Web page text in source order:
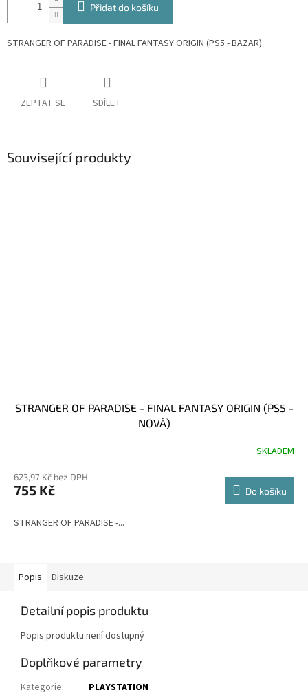
Přidat do košíku
STRANGER OF PARADISE - FINAL FANTASY ORIGIN (PS5 - BAZAR)
ZEPTAT SE SDÍLET
Související produkty
STRANGER OF PARADISE - FINAL FANTASY ORIGIN (PS5 -
NOVÁ)
SKLADEM
623,97 Kč bez DPH
755 Kč Do košíku
STRANGER OF PARADISE -...
Popis Diskuze
Detailní popis produktu
Popis produktu není dostupný
Doplňkové parametry
Kategorie: PLAYSTATION